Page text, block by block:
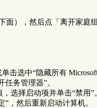
面），然后点「离开家庭组
击选中“隐藏所有
任务管理器”。
选择启动项并单击“禁用”
”，然后重新启动计算机。